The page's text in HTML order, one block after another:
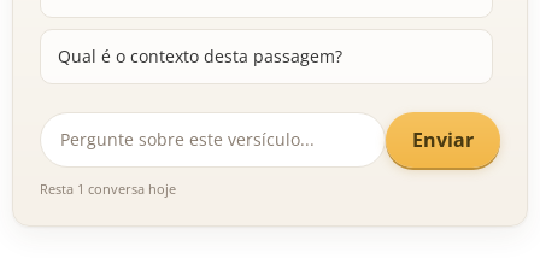
Qual é o contexto desta passagem?
Enviar
Resta 1 conversa hoje